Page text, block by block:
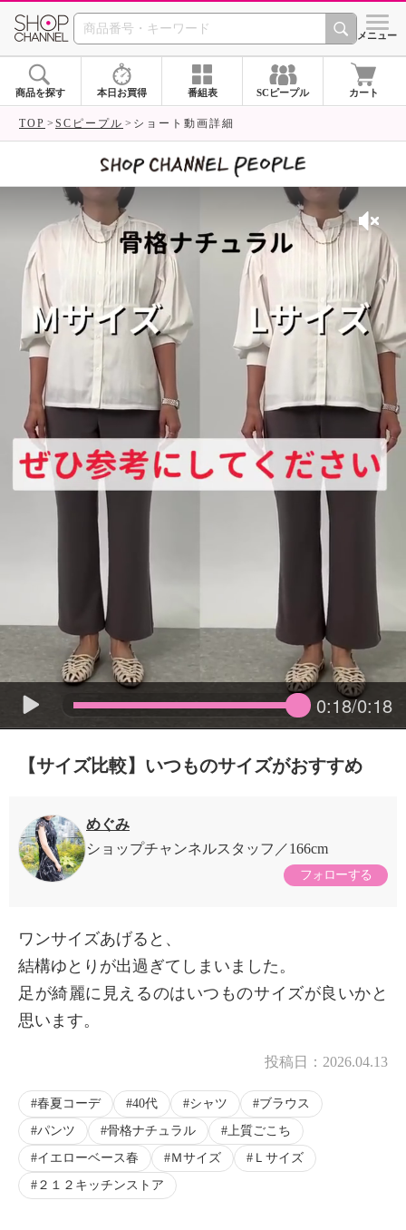
SHOP CHANNEL シメニュー
商品を探す 本日お買得 番組表 SCピープル カート
TOP SCピープル ショート動画詳細
0:18/0:18
【サイズ比較】いつものサイズがおすすめ
めぐみ
ショップチャンネルスタッフ
166cm
フォローする
ワンサイズあげると、
結構ゆとりが出過ぎてしまいました。
足が綺麗に見えるのはいつものサイズが良いかと
思います。
投稿日： 2026.04.13
春夏コーデ 40代 シャツ
ブラウス
パンツ
骨格ナチュラル
上質ごこち
イエローベース春
Ｍサイズ
Ｌサイズ
２１２キッチンストア